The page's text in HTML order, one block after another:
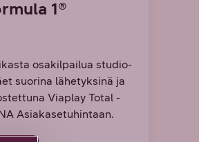
1®
osakilpailua studio-
suorina lähetyksinä ja
Viaplay Total -
Asiakasetuhintaan.